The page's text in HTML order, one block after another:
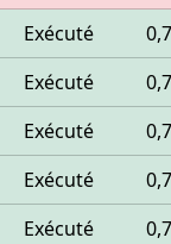
Exécuté
Exécuté
Exécuté
Exécuté
Exécuté